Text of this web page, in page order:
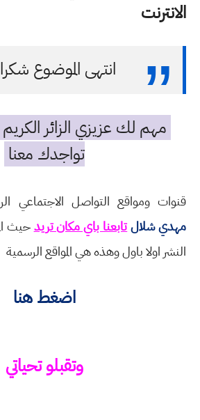
الانترنت
انتهى الموضوع
مهم لك عزيزي الزائر
تواجدك معنا
قنوات ومواقع التواصل الاجتماعي
مهدي شلالتابعنا باي مكان تريدحيث
النشر اولا باول وهذه هي المواقع الرسمية
اضغط هنا
وتقبلو تحياتي